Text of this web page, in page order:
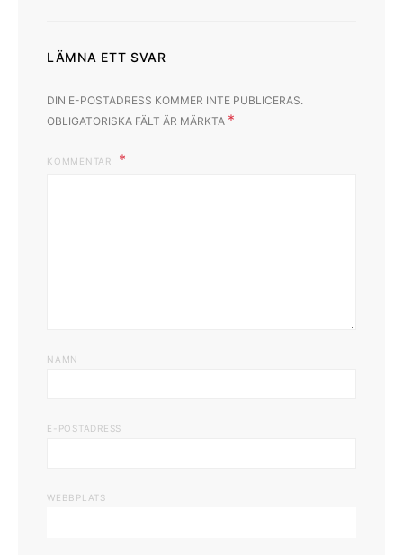
LÄMNA ETT SVAR
DIN E-POSTADRESS KOMMER INTE PUBLICERAS.
OBLIGATORISKA FÄLT ÄR MÄRKTA *
KOMMENTAR
NAMN
E-POSTADRESS
WEBBPLATS